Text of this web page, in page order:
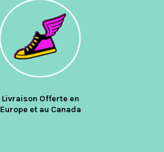
Livraison Offerte en
Europe et au Canada